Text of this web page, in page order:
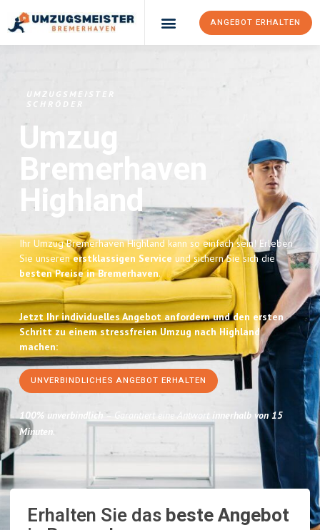
ANGEBOT ERHALTEN
UMZUGSMEISTER
SCHRÖDER
Umzug
Bremerhaven
Highland
Ihr Umzug Bremerhaven Highland kann so einfach sein! Erleben
Sie unserenerstklassigen Service und sichern Sie sich die
besten Preise in Bremerhaven.
Jetzt Ihr individuelles Angebot anfordern und den ersten
Schritt zu einem stressfreien Umzug nach Highland
machen:
UNVERBINDLICHES ANGEBOT ERHALTEN
100% unverbindlich – Garantiert eine Antwort
innerhalb von 15
Minuten.
Erhalten Sie dasbeste Angebot